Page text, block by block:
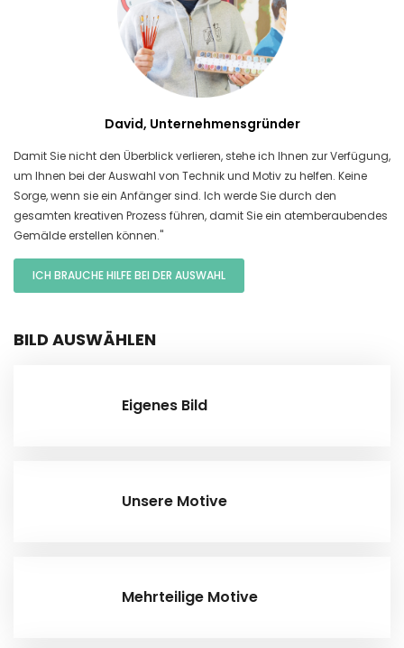
David, Unternehmensgründer
Damit Sie nicht den Überblick verlieren, stehe ich Ihnen zur Verfügung,
um Ihnen bei der Auswahl von Technik und Motiv zu helfen. Keine
Sorge, wenn sie ein Anfänger sind. Ich werde Sie durch den
gesamten kreativen Prozess führen, damit Sie ein atemberaubendes
Gemälde erstellen können."
ICH BRAUCHE HILFE BEI DER AUSWAHL
BILD AUSWÄHLEN
Eigenes Bild
Unsere Motive
Mehrteilige Motive